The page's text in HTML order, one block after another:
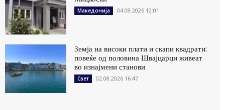
Македонија 04.08.2026 12:01
Земја на високи плати и скапи квадрати:
повеќе од половина Швајцарци живеат
во изнајмени станови
Свет 02.08.2026 16:47